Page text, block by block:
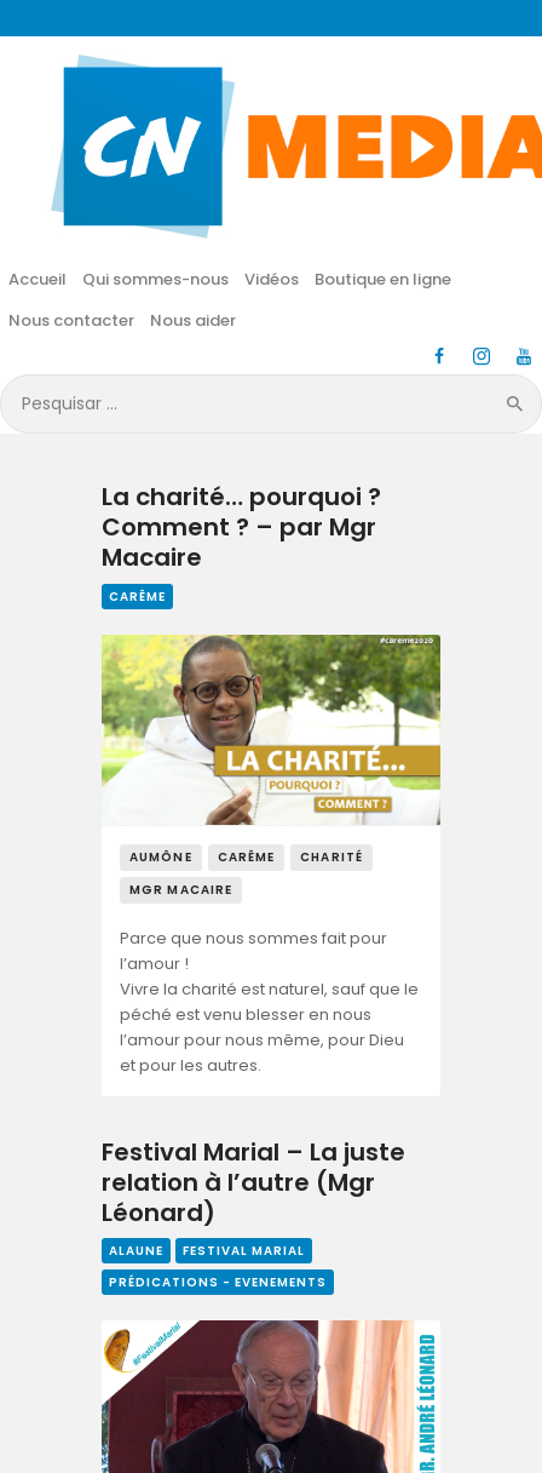
Accueil Qui sommes-nous Vidéos
Boutique en ligne
Nous contacter
Nous aider
Pesquisar
por:
CN MÉDIA
Une vie nouvelle en JESUS !
Accueil
Vidéos
Boutique en ligne
Nous aider
La charité… pourquoi ?
Comment ? – par Mgr
Macaire
CARÊME
AUMÔNE CARÊME
CHARITÉ
MGR MACAIRE
Parce que nous sommes fait pour
l’amour !
Vivre la charité est naturel, sauf que le
péché est venu blesser en nous
l’amour pour nous même, pour Dieu
et pour les autres.
Festival Marial – La juste
relation à l’autre (Mgr
Léonard)
ALAUNE
FESTIVAL MARIAL
PRÉDICATIONS - EVENEMENTS